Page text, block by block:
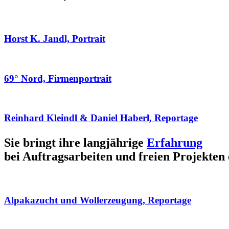
Horst K. Jandl, Portrait
69° Nord, Firmenportrait
Reinhard Kleindl & Daniel Haberl, Reportage
Sie bringt ihre langjährige Erfahrung
bei Auftragsarbeiten und freien Projekten
Alpakazucht und Wollerzeugung, Reportage